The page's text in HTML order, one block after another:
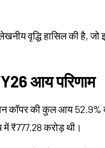
वृद्धि हासिल की है, जो
आय परिणाम
कॉपर की कुल आय 52.9%
में ₹777.28 करोड़ थी।